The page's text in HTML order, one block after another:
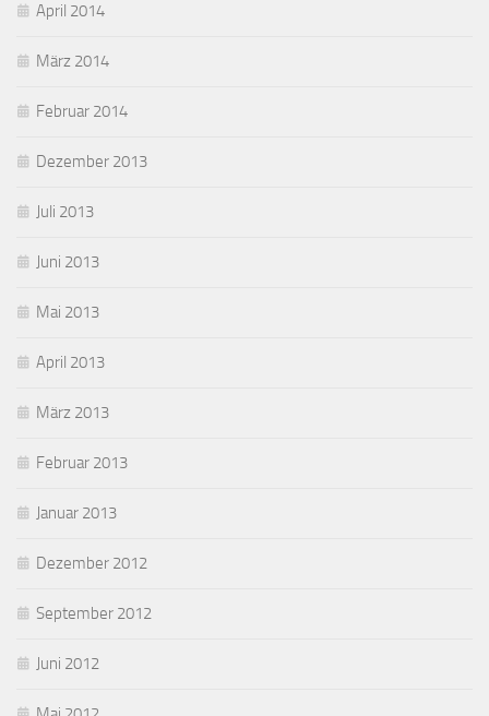
April 2014
März 2014
Februar 2014
Dezember 2013
Juli 2013
Juni 2013
Mai 2013
April 2013
März 2013
Februar 2013
Januar 2013
Dezember 2012
September 2012
Juni 2012